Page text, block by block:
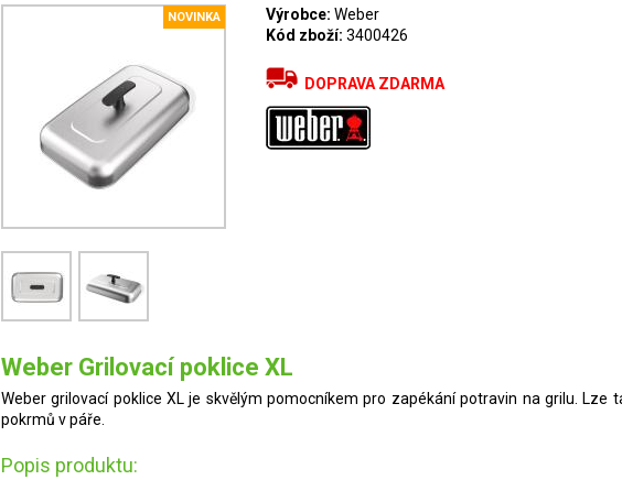
NOVINKA Výrobce: Weber
Kód zboží: 3400426
DOPRAVA ZDARMA
Weber Grilovací poklice XL
Weber grilovací poklice XL je skvělým pomocníkem pro zapékání potravin na grilu. Lze
pokrmů v páře.
Popis produktu: